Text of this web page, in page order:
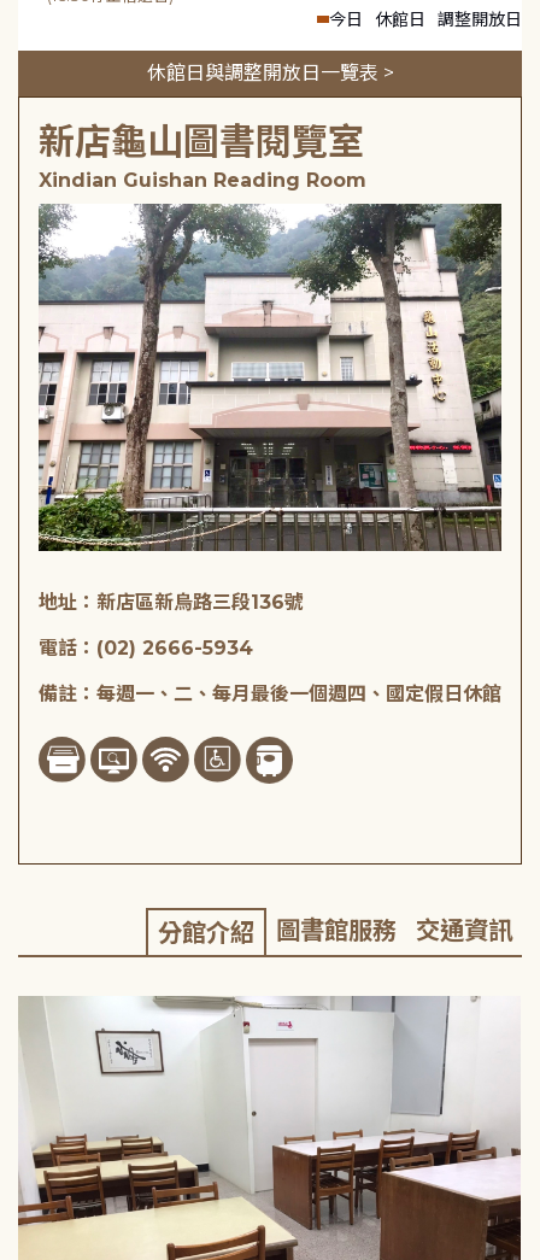
今日 休館日 調整開放日
休館日與調整開放日一覽表 >
新店龜山圖書閱覽室
Xindian Guishan Reading Room
地址：新店區新烏路三段136號
電話：(02) 2666-5934
備註：每週一、二、每月最後一個週四、國定假日休館
分館介紹 圖書館服務 交通資訊